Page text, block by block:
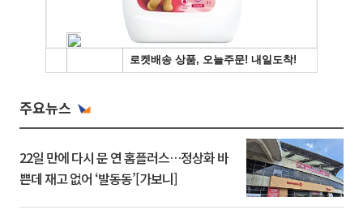
주요뉴스
22일 만에 다시 문 연 홈플러스…정상화 바
쁜데 재고 없어 ‘발동동’[가보니]